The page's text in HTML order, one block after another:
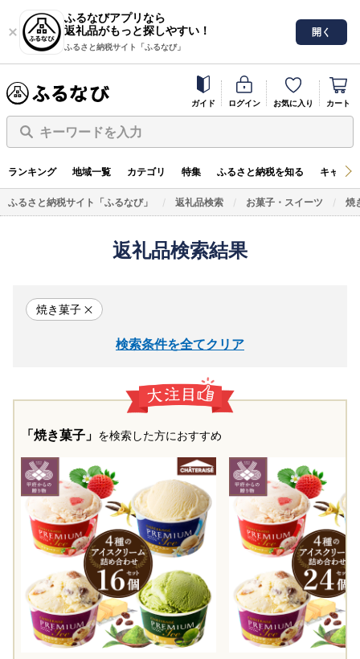
ふるなびアプリなら
返礼品がもっと探しやすい！
ふるさと納税サイト「ふるなび」
開く
ガイド ログイン お気に入り カート
キーワードを入力
ランキング 地域一覧 カテゴリ 特集 ふるさと納税を知る キャン
ふるさと納税サイト「ふるなび」 返礼品検索 お菓子・スイーツ 焼
返礼品検索結果
焼き菓子
検索条件を全てクリア
「焼き菓子」 を検索した方におすすめ